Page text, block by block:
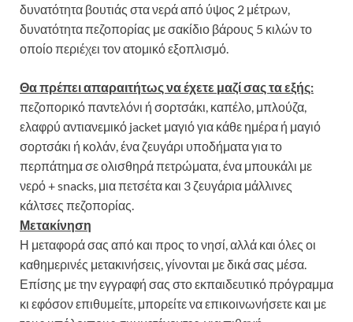
δυνατότητα βουτιάς στα νερά από ύψος 2 μέτρων,
δυνατότητα πεζοπορίας με σακίδιο βάρους 5 κιλών το
οποίο περιέχει τον ατομικό εξοπλισμό.
Θα πρέπει απαραιτήτως να έχετε μαζί σας τα εξής:
πεζοπορικό παντελόνι ή σορτσάκι, καπέλο, μπλούζα,
ελαφρύ αντιανεμικό jacket μαγιό για κάθε ημέρα ή μαγιό
σορτσάκι ή κολάν, ένα ζευγάρι υποδήματα για το
περπάτημα σε ολισθηρά πετρώματα, ένα μπουκάλι με
νερό + snacks, μια πετσέτα και 3 ζευγάρια μάλλινες
κάλτσες πεζοπορίας.
Μετακίνηση
Η μεταφορά σας από και προς το νησί, αλλά και όλες οι
καθημερινές μετακινήσεις, γίνονται με δικά σας μέσα.
Επίσης με την εγγραφή σας στο εκπαιδευτικό πρόγραμμα
κι εφόσον επιθυμείτε, μπορείτε να επικοινωνήσετε και με